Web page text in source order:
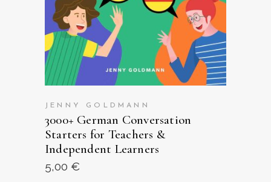
JENNY GOLDMANN
3000+ German Conversation
Starters for Teachers &
Independent Learners
5,00 €